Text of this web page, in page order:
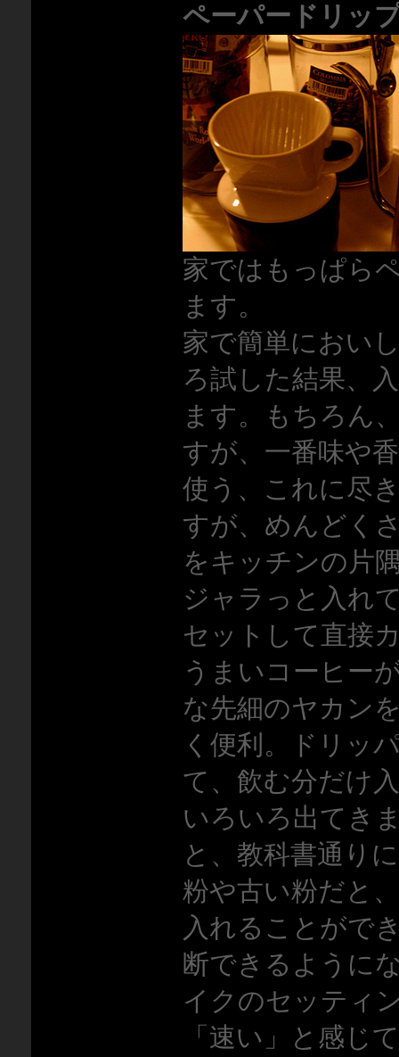
ペーパードリッ
家ではもっぱら
ます。
家で簡単におい
ろ試した結果、
ます。もちろん
すが、一番味や
使う、これに尽
すが、めんどく
をキッチンの片
ジャラっと入れ
セットして直接
うまいコーヒー
な先細のヤカン
く便利。ドリッ
て、飲む分だけ
いろいろ出てき
と、教科書通り
粉や古い粉だと
入れることがで
断できるように
イクのセッティ
「速い」と感じ